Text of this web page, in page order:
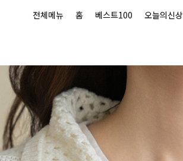
전체메뉴 홈 베스트100 오늘의신상